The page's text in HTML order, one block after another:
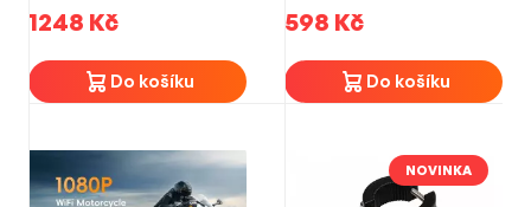
1248 Kč
Do košíku
598 Kč
Do košíku
NOVINKA